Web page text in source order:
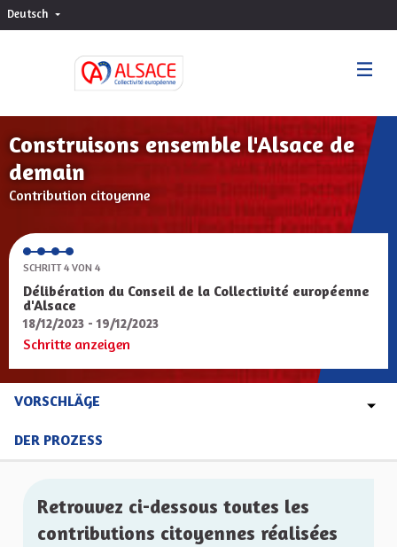
Deutsch Choisir la langue
Construisons ensemble l'Alsace de
demain
Contribution citoyenne
SCHRITT 4 VON 4
Délibération du Conseil de la Collectivité européenne
d'Alsace
18/12/2023 - 19/12/2023
Schritte anzeigen
VORSCHLÄGE
DER PROZESS
Retrouvez ci-dessous toutes les
contributions citoyennes réalisées